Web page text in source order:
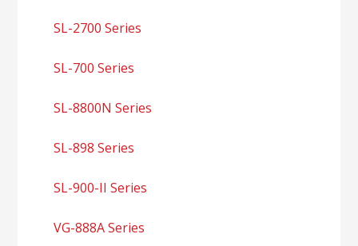
SL-2700 Series
SL-700 Series
SL-8800N Series
SL-898 Series
SL-900-II Series
VG-888A Series